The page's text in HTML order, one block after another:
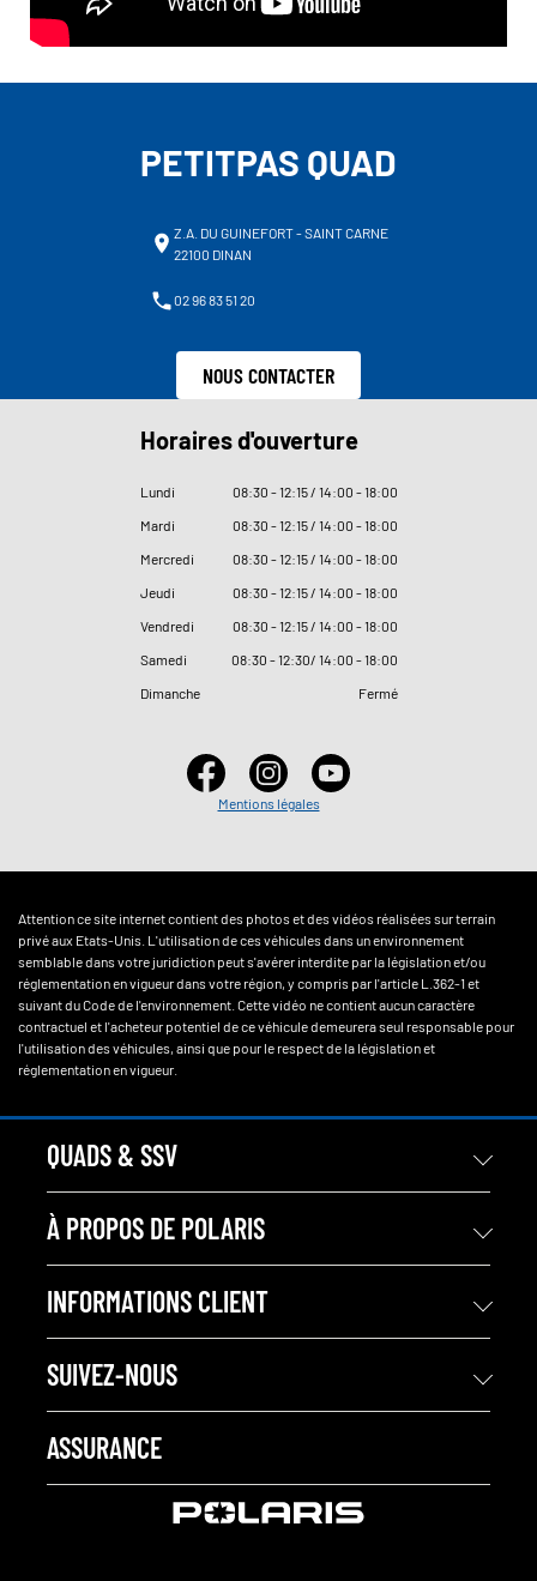
PETITPAS QUAD
Z.A. DU GUINEFORT - SAINT CARNE
22100 DINAN
02 96 83 51 20
NOUS CONTACTER
Horaires d'ouverture
Lundi 08:30 - 12:15 / 14:00 - 18:00
Mardi
08:30 - 12:15 / 14:00 - 18:00
Mercredi
08:30 - 12:15 / 14:00 - 18:00
Jeudi
08:30 - 12:15 / 14:00 - 18:00
Vendredi
08:30 - 12:15 / 14:00 - 18:00
Samedi
08:30 - 12:30/ 14:00 - 18:00
Dimanche
Fermé
Mentions légales
Attention ce site internet contient des photos et des vidéos réalisées sur terrain
privé aux Etats-Unis. L'utilisation de ces véhicules dans un environnement
semblable dans votre juridiction peut s'avérer interdite par la législation et/ou
réglementation en vigueur dans votre région, y compris par l'article L.362-1 et
suivant du Code de l'environnement. Cette vidéo ne contient aucun caractère
contractuel et l'acheteur potentiel de ce véhicule demeurera seul responsable pour
l'utilisation des véhicules, ainsi que pour le respect de la législation et
réglementation en vigueur.
QUADS & SSV
À PROPOS DE POLARIS
INFORMATIONS CLIENT
SUIVEZ-NOUS
ASSURANCE